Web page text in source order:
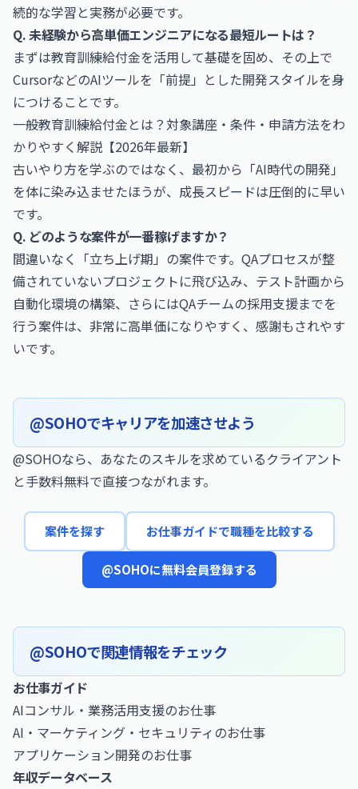
続的な学習と実務が必要です。
Q. 未経験から高単価エンジニアになる最短ルートは？
まずは教育訓練給付金を活用して基礎を固め、その上で
CursorなどのAIツールを「前提」とした開発スタイルを身
につけることです。
一般教育訓練給付金とは？対象講座・条件・申請方法をわ
かりやすく解説【2026年最新】
古いやり方を学ぶのではなく、最初から「AI時代の開発」
を体に染み込ませたほうが、成長スピードは圧倒的に早い
です。
Q. どのような案件が一番稼げますか？
間違いなく「立ち上げ期」の案件です。QAプロセスが整
備されていないプロジェクトに飛び込み、テスト計画から
自動化環境の構築、さらにはQAチームの採用支援までを
行う案件は、非常に高単価になりやすく、感謝もされやす
いです。
@SOHOでキャリアを加速させよう
@SOHOなら、あなたのスキルを求めているクライアント
と手数料無料で直接つながれます。
案件を探す お仕事ガイドで職種を比較する
@SOHOに無料会員登録する
@SOHOで関連情報をチェック
お仕事ガイド
AIコンサル・業務活用支援のお仕事
AI・マーケティング・セキュリティのお仕事
アプリケーション開発のお仕事
年収データベース